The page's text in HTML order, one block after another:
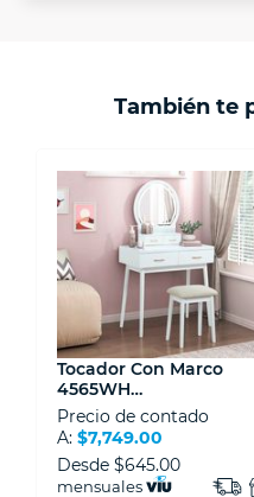
- Certificados de
- Sello de confianza
disposiciones legales
Asociación Mexicana
- Nos encontramos
de la Asociación de
También te
Tocador Con Marco
4565WH
Contemporaneo Blanco
Precio de contado
A: $7,749.00
Desde $645.00
mensuales